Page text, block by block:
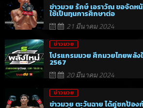
ข่าวมวย รักษ์ เอราวัณ ขอจัดห
ใช้เป็นทุนการศึกษาต่อ
21 มีนาคม 2024
ข่าวมวย
โปรแกรมมวย ศึกมวยไทยพลัง
2567
20 มีนาคม 2024
ข่าวมวย
ข่าวมวย ตะวันฉาย ได้คู่ชกป้อ